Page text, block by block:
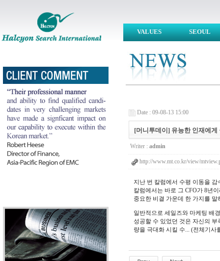
VALUES SEOUL
Date : 09-08-13 15:00
[머니투데이] 유능한 인재에게
Writer : admin
http://www.mt.co.kr/view/
지난 번 칼럼에서 수평 이동을
칼럼에서는 바로 그 CFO가 8년
중요한 비결 가운데 한 가지를 말
일반적으로 세일즈와 마케팅 배
성공할 수 있었던 것은 자신의
량을 극대화 시킬 수... (전체기사